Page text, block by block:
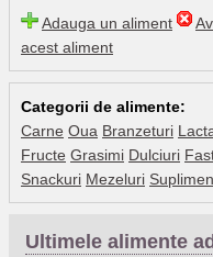
Adauga un aliment
acest aliment
Categorii de alimente:
Carne Oua Branzeturi
Fructe Grasimi Dulciuri
Snackuri Mezeluri
Ultimele alimente